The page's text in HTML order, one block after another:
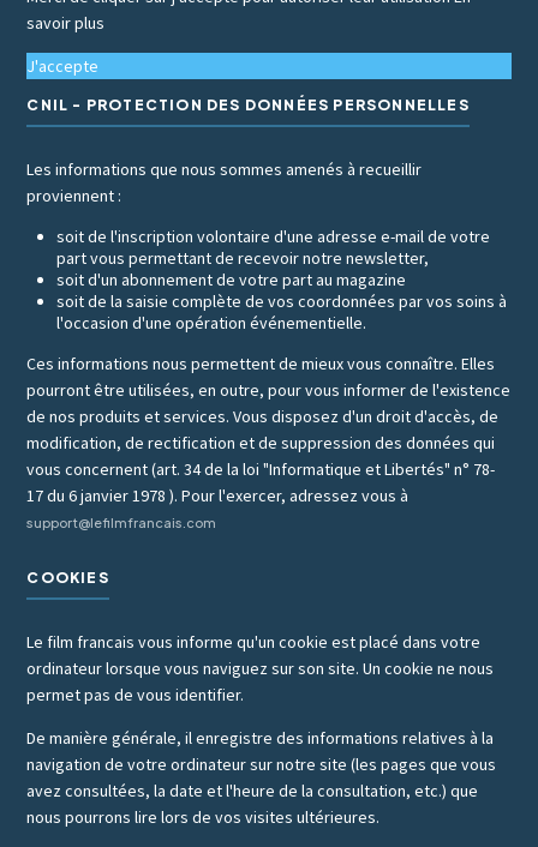
savoir plus
J'accepte
CNIL - PROTECTION DES DONNÉES PERSONNELLES
Les informations que nous sommes amenés à recueillir
proviennent :
soit de l'inscription volontaire d'une adresse e-mail de votre
part vous permettant de recevoir notre newsletter,
soit d'un abonnement de votre part au magazine
soit de la saisie complète de vos coordonnées par vos soins à
l'occasion d'une opération événementielle.
Ces informations nous permettent de mieux vous connaître. Elles
pourront être utilisées, en outre, pour vous informer de l'existence
de nos produits et services. Vous disposez d'un droit d'accès, de
modification, de rectification et de suppression des données qui
vous concernent (art. 34 de la loi "Informatique et Libertés" n° 78-
17 du 6 janvier 1978 ). Pour l'exercer, adressez vous à
support@lefilmfrancais.com
COOKIES
Le film francais vous informe qu'un cookie est placé dans votre
ordinateur lorsque vous naviguez sur son site. Un cookie ne nous
permet pas de vous identifier.
De manière générale, il enregistre des informations relatives à la
navigation de votre ordinateur sur notre site (les pages que vous
avez consultées, la date et l'heure de la consultation, etc.) que
nous pourrons lire lors de vos visites ultérieures.